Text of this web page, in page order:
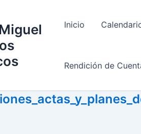
Inicio
Rendición de